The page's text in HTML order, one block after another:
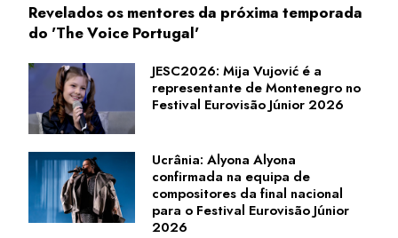
Revelados os mentores da próxima temporada
do 'The Voice Portugal'
JESC2026: Mija Vujović é a
representante de Montenegro no
Festival Eurovisão Júnior 2026
Ucrânia: Alyona Alyona
confirmada na equipa de
compositores da final nacional
para o Festival Eurovisão Júnior
2026